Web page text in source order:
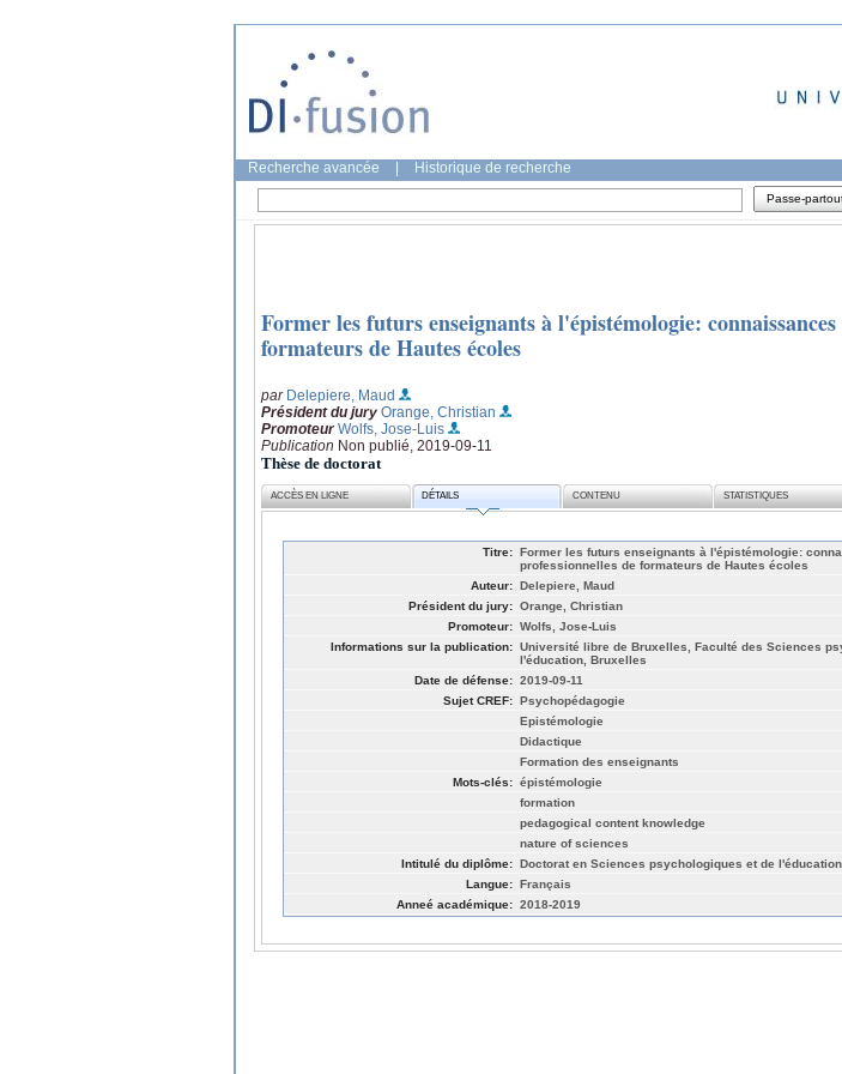
Recherche avancée Historique de recherche
Passe-
Former les futurs enseignants à l'épistémologie:
formateurs de Hautes écoles
par Delepiere, Maud
Président du jury Orange, Christian
Promoteur Wolfs, Jose-Luis
Publication Non publié, 2019-09-11
Thèse de doctorat
ACCÈS EN LIGNE DÉTAILS CONTENU STATISTIQUES
Titre: Former les futurs enseignants à l'épistémologie:
professionnelles de formateurs de Hautes écoles
Auteur: Delepiere, Maud
Président du jury: Orange, Christian
Promoteur: Wolfs, Jose-Luis
Informations sur la publication: Université libre de Bruxelles, Faculté des Sciences
l'éducation, Bruxelles
Date de défense: 2019-09-11
Sujet CREF: Psychopédagogie
Epistémologie
Didactique
Formation des enseignants
Mots-clés: épistémologie
formation
pedagogical content knowledge
nature of sciences
Intitulé du diplôme: Doctorat en Sciences psychologiques et de l'éducation
Langue: Français
Anneé académique: 2018-2019